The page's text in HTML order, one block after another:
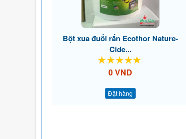
Bột xua đuổi rắn Ecothor Nature-
Cide...
0 VND
Đặt hàng